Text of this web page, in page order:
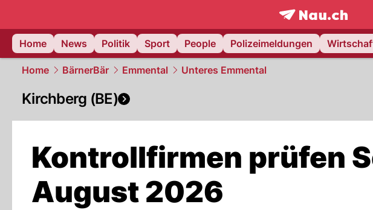
frontpage.NAU.ch
Home
News Politik Sport People Polizeimeldungen
Home BärnerBär Emmental Unteres Emmental
Kirchberg (BE)
Kontrollfirmen prüfen
August 2026